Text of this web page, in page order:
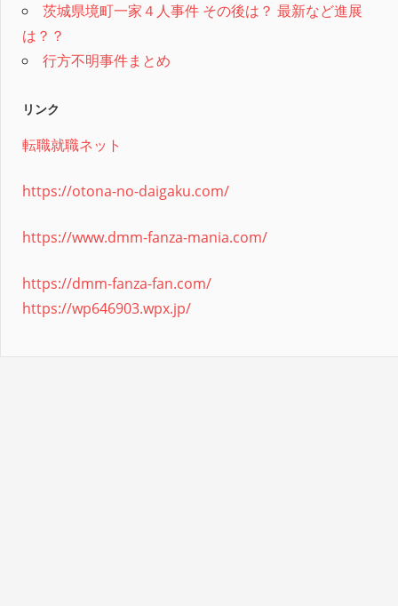
茨城県境町一家４人事件 その後は？ 最新など進展
は？？
行方不明事件まとめ
リンク
転職就職ネット
https://otona-no-daigaku.com/
https://www.dmm-fanza-mania.com/
https://dmm-fanza-fan.com/
https://wp646903.wpx.jp/